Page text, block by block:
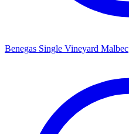
Benegas Single Vineyard Malbec